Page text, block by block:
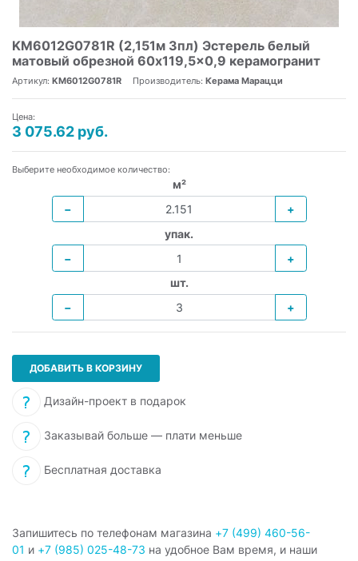
KM6012G0781R (2,151м 3пл) Эстерель белый
матовый обрезной 60x119,5x0,9 керамогранит
Артикул: KM6012G0781R Производитель: Керама Марацци
Цена:
3 075.62 руб.
Выберите необходимое количество:
м²
−
+
упак.
−
+
шт.
−
+
ДОБАВИТЬ В КОРЗИНУ
Дизайн-проект в подарок
Заказывай больше — плати меньше
Бесплатная доставка
Запишитесь по телефонам магазина +7 (499) 460-56-
01 и +7 (985) 025-48-73 на удобное Вам время, и наши